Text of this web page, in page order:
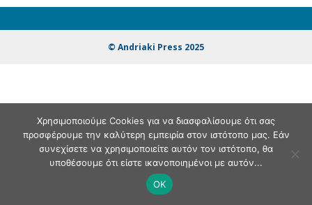
© Andriaki Press 2025
Χρησιμοποιούμε Cookies για να διασφαλίσουμε ότι σας
προσφέρουμε την καλύτερη εμπειρία στον ιστότοπο μας. Εάν
συνεχίσετε να χρησιμοποιείτε αυτόν τον ιστότοπο, θα
υποθέσουμε ότι είστε ικανοποιημένοι με αυτόν...
OK